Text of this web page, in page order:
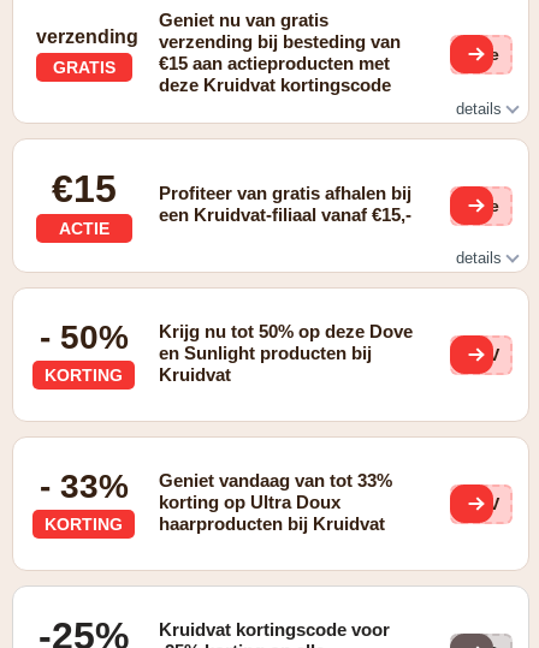
verzending
GRATIS
Geniet nu van gratis
verzending bij besteding van
€15 aan actieproducten met
deze Kruidvat kortingscode
(ge
details
€15
ACTIE
Profiteer van gratis afhalen bij
een Kruidvat-filiaal vanaf €15,-
(ge
details
- 50%
KORTING
Krijg nu tot 50% op deze Dove
en Sunlight producten bij
Kruidvat
s1V
- 33%
KORTING
Geniet vandaag van tot 33%
korting op Ultra Doux
haarproducten bij Kruidvat
0tV
-25%
Kruidvat kortingscode voor